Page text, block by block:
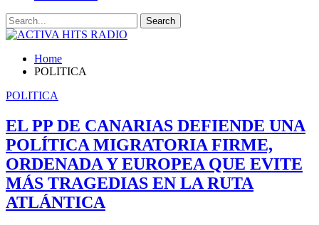
Home
POLITICA
POLITICA
EL PP DE CANARIAS DEFIENDE UNA
POLÍTICA MIGRATORIA FIRME,
ORDENADA Y EUROPEA QUE EVITE
MÁS TRAGEDIAS EN LA RUTA
ATLÁNTICA